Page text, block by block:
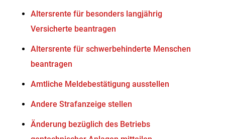
Altersrente für besonders langjährig
Versicherte beantragen
Altersrente für schwerbehinderte Menschen
beantragen
Amtliche Meldebestätigung ausstellen
Andere Strafanzeige stellen
Änderung bezüglich des Betriebs